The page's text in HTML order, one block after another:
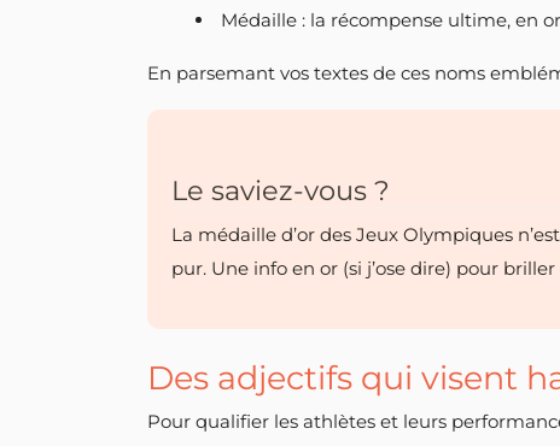
Médaille : la récompense ultime, en
En parsemant vos textes de ces noms
Le saviez-vous ?
La médaille d’or des Jeux Olympiques
pur. Une info en or (si j’ose dire) pour
Des adjectifs qui visent
Pour qualifier les athlètes et leurs